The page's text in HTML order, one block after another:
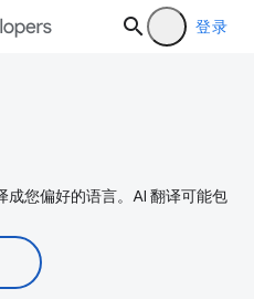
登录
您偏好的语言。AI 翻译可能包